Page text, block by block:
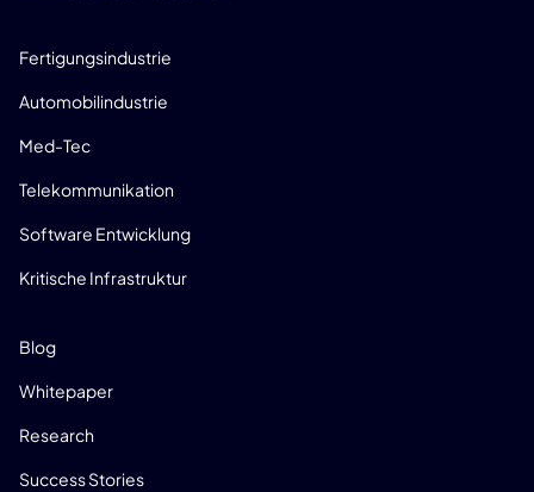
Fertigungsindustrie
Automobilindustrie
Med-Tec
Telekommunikation
Software Entwicklung
Kritische Infrastruktur
Blog
Whitepaper
Research
Success Stories